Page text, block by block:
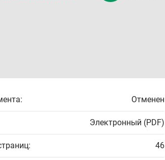
Отменен
Электронный (PDF)
46